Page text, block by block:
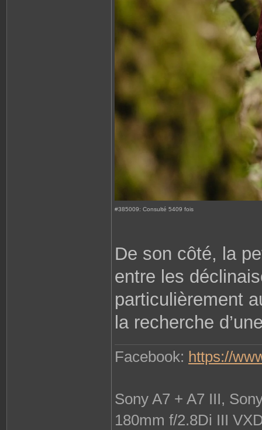
#385009: Consulté 5409 fois
De son côté, la
entre les
particulièrement
la recherche
Facebook: https://
Sony A7 + A7 III,
180mm f/2.8Di III